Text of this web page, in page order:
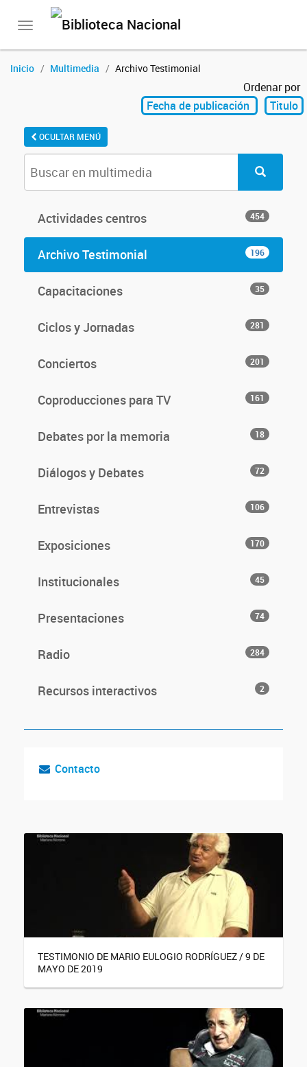
Toggle
Inicio Multimedia Archivo Testimonial
Ordenar por
Fecha de publicación
Titulo
OCULTAR MENÚ
Actividades centros 454
Archivo Testimonial 196
Capacitaciones 35
Ciclos y Jornadas 281
Conciertos 201
Coproducciones para TV 161
Debates por la memoria 18
Diálogos y Debates 72
Entrevistas 106
Exposiciones 170
Institucionales 45
Presentaciones 74
Radio 284
Recursos interactivos 2
Contacto
TESTIMONIO DE MARIO EULOGIO RODRÍGUEZ / 9 DE
MAYO DE 2019